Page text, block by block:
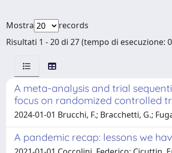
Mostra
records
Risultati 1 - 20 di 27 (tempo di esecuzione:
A meta-analysis and trial
focus on randomized controlled
2024-01-01 Brucchi, F.; Bracchetti, G.;
A pandemic recap: lessons we